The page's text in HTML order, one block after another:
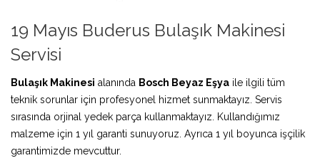
19 Mayıs Buderus Bulaşık Makinesi
Servisi
Bulaşık Makinesi alanında Bosch Beyaz Eşya ile ilgili tüm
teknik sorunlar için profesyonel hizmet sunmaktayız. Servis
sırasında orjinal yedek parça kullanmaktayız. Kullandığımız
malzeme için 1 yıl garanti sunuyoruz. Ayrıca 1 yıl boyunca işçilik
garantimizde mevcuttur.